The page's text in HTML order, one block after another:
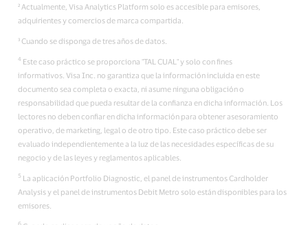
² Actualmente, Visa Analytics Platform solo es accesible para emisores,
adquirientes y comercios de marca compartida.
³ Cuando se disponga de tres años de datos.
4 Este caso práctico se proporciona "TAL CUAL" y solo con fines
informativos. Visa Inc. no garantiza que la información incluida en este
documento sea completa o exacta, ni asume ninguna obligación o
responsabilidad que pueda resultar de la confianza en dicha información. Los
lectores no deben confiar en dicha información para obtener asesoramiento
operativo, de marketing, legal o de otro tipo. Este caso práctico debe ser
evaluado independientemente a la luz de las necesidades específicas de su
negocio y de las leyes y reglamentos aplicables.
5 La aplicación Portfolio Diagnostic, el panel de instrumentos Cardholder
Analysis y el panel de instrumentos Debit Metro solo están disponibles para los
emisores.